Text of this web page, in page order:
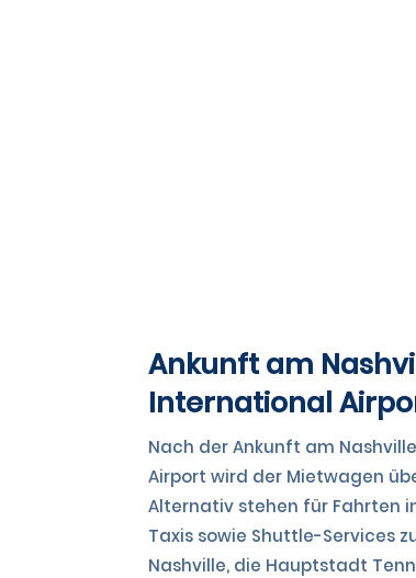
Ankunft am
International
Nach der Ankunft am
Airport wird der Mietwagen
Alternativ stehen für Fahrten
Taxis sowie Shuttle-Services
Nashville, die Hauptstadt